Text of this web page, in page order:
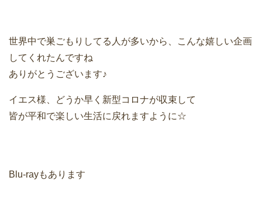
世界中で巣ごもりしてる人が多いから、こんな嬉しい企画
してくれたんですね
ありがとうございます♪
イエス様、どうか早く新型コロナが収束して
皆が平和で楽しい生活に戻れますように☆
Blu-rayもあります